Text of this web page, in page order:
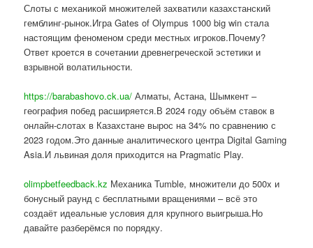
Слоты с механикой множителей захватили казахстанский
гемблинг-рынок.Игра Gates of Olympus 1000 big win стала
настоящим феноменом среди местных игроков.Почему?
Ответ кроется в сочетании древнегреческой эстетики и
взрывной волатильности.
https://barabashovo.ck.ua/ Алматы, Астана, Шымкент –
география побед расширяется.В 2024 году объём ставок в
онлайн-слотах в Казахстане вырос на 34% по сравнению с
2023 годом.Это данные аналитического центра Digital Gaming
Asia.И львиная доля приходится на Pragmatic Play.
olimpbetfeedback.kz Механика Tumble, множители до 500x и
бонусный раунд с бесплатными вращениями – всё это
создаёт идеальные условия для крупного выигрыша.Но
давайте разберёмся по порядку.